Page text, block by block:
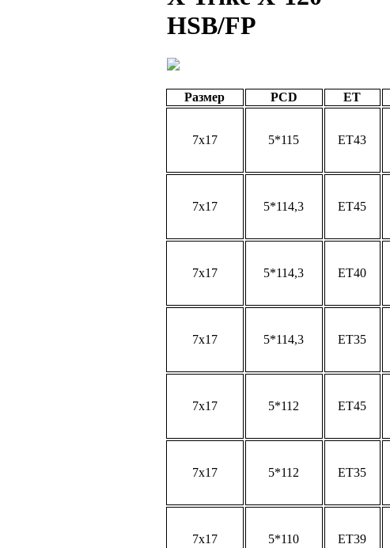
HSB/FP
Размер PCD ET
7x17 5*115 ET43
7x17 5*114,3 ET45
7x17 5*114,3 ET40
7x17 5*114,3 ET35
7x17 5*112 ET45
7x17 5*112 ET35
7x17 5*110 ET39